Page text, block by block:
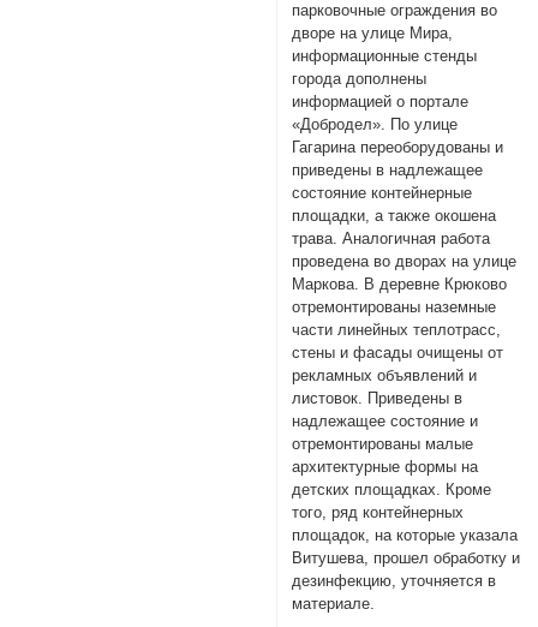
парковочные ограждения во
дворе на улице Мира,
информационные стенды
города дополнены
информацией о портале
«Добродел». По улице
Гагарина переоборудованы и
приведены в надлежащее
состояние контейнерные
площадки, а также окошена
трава. Аналогичная работа
проведена во дворах на улице
Маркова. В деревне Крюково
отремонтированы наземные
части линейных теплотрасс,
стены и фасады очищены от
рекламных объявлений и
листовок. Приведены в
надлежащее состояние и
отремонтированы малые
архитектурные формы на
детских площадках. Кроме
того, ряд контейнерных
площадок, на которые указала
Витушева, прошел обработку и
дезинфекцию, уточняется в
материале.